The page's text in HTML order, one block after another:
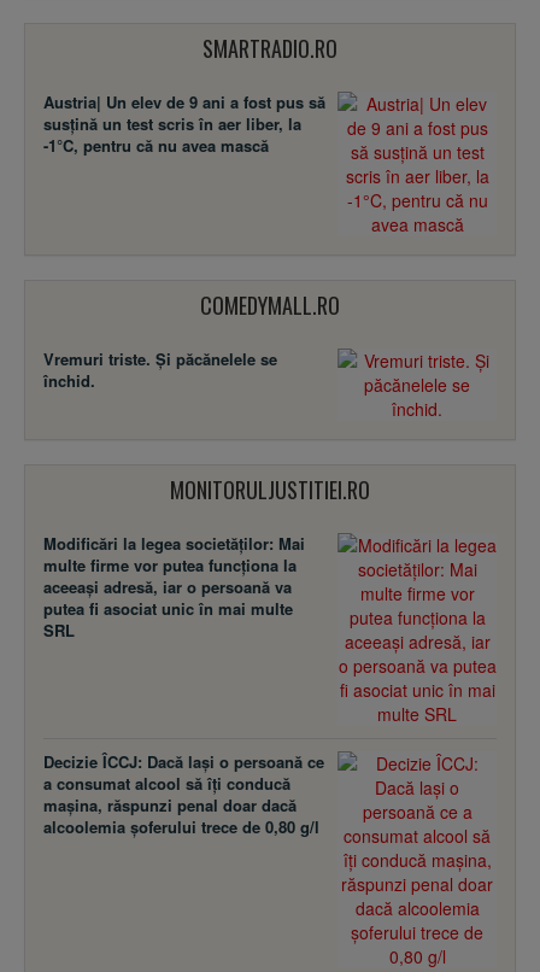
SMARTRADIO.RO
Austria| Un elev de 9 ani a fost pus să
susţină un test scris în aer liber, la
-1°C, pentru că nu avea mască
COMEDYMALL.RO
Vremuri triste. Şi păcănelele se
închid.
MONITORULJUSTITIEI.RO
Modificări la legea societăţilor: Mai
multe firme vor putea funcţiona la
aceeaşi adresă, iar o persoană va
putea fi asociat unic în mai multe
SRL
Decizie ÎCCJ: Dacă laşi o persoană ce
a consumat alcool să îţi conducă
maşina, răspunzi penal doar dacă
alcoolemia şoferului trece de 0,80 g/l